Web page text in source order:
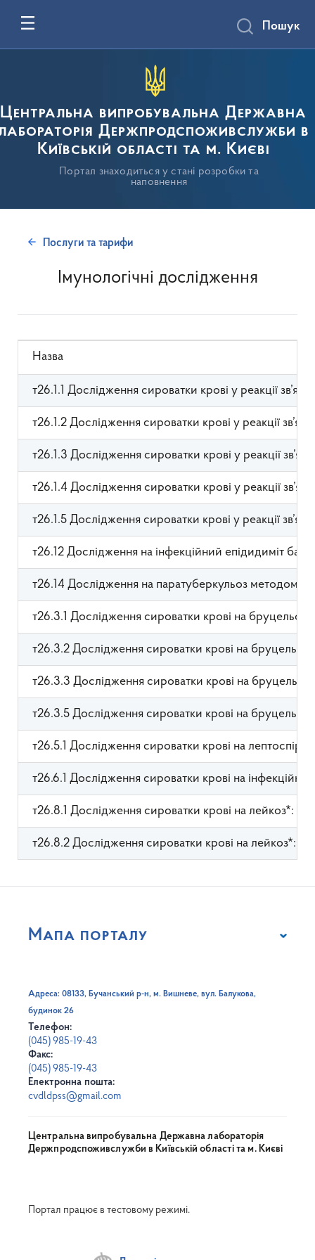
Центральна випробувальна Державна
Держпродспоживслужби в
Київській області та м. Києві
Портал знаходиться у стані розробки та
наповнення
Пошук
Послуги та тарифи
Імунологічні дослідження
Назва
т26.1.1 Дослідження сироватки крові у реакції
т26.1.2 Дослідження сироватки крові у реакції
т26.1.3 Дослідження сироватки крові у реакції
т26.1.4 Дослідження сироватки крові у реакції
т26.1.5 Дослідження сироватки крові у реакції
т26.12 Дослідження на інфекційний епідидиміт
т26.14 Дослідження на паратуберкульоз методом
т26.3.1 Дослідження сироватки крові на
т26.3.2 Дослідження сироватки крові на бруцельоз*:
т26.3.3 Дослідження сироватки крові на
т26.3.5 Дослідження сироватки крові на бруцельоз*:
т26.5.1 Дослідження сироватки крові на
т26.6.1 Дослідження сироватки крові на інфекційну
т26.8.1 Дослідження сироватки крові на лейкоз*: у
т26.8.2 Дослідження сироватки крові на лейкоз*:
Мапа порталу
Адреса: 08133, Бучанський р-н, м. Вишневе, вул. Балукова,
будинок 26
Телефон:
(045) 985-19-43
Факс:
(045) 985-19-43
Електронна пошта:
cvdldpss@gmail.com
Центральна випробувальна Державна лабораторія
Держпродспоживслужби в Київській області та м. Києві
Портал працює в тестовому режимі.